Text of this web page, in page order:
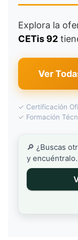
Explora la
CETis 92
Ver
✓ Certificación
✓ Formación
🔎 ¿Buscas
y encuéntralo.